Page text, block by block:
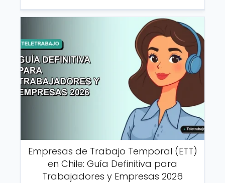
Empresas de Trabajo Temporal (ETT)
en Chile: Guía Definitiva para
Trabajadores y Empresas 2026